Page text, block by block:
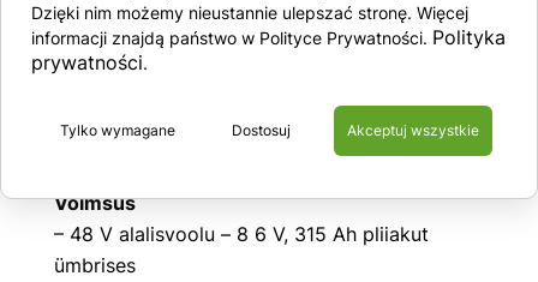
(ainult Bi-Energy)
– Tunnilugeja
– Masina platvormil olev sertifitseeritud
– Telemaatikasüsteemi pistik – valmis GPS-
Võimsus
– 48 V alalisvoolu – 8 6 V, 315 Ah pliiakut
ümbrises
Dzięki nim możemy nieustannie ulepszać stronę. Więcej
informacji znajdą państwo w Polityce Prywatności. Polityka
prywatności.
Dostosuj
Tylko wymagane Akceptuj wszystkie